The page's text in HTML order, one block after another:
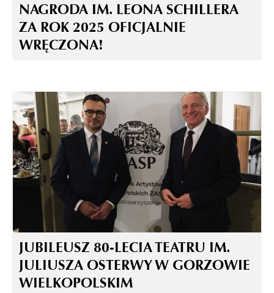
NAGRODA IM. LEONA SCHILLERA
ZA ROK 2025 OFICJALNIE
WRĘCZONA!
JUBILEUSZ 80-LECIA TEATRU IM.
JULIUSZA OSTERWY W GORZOWIE
WIELKOPOLSKIM